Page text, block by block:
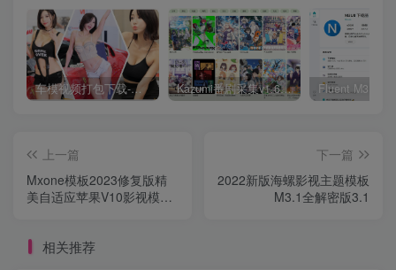
车模视频打包下载-高清无水印版 Kazumi番剧采集v1.6.9：支持自定义规则+在线观看+弹幕，跨平台下载
上一篇
Mxone模板2023修复版精
美自适应苹果V10影视模板
下一篇
2022新版海螺影视主题模板
M3.1全解密版3.1
相关推荐